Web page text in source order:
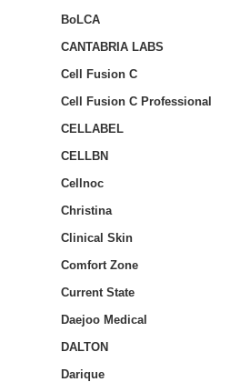
BoLCA
CANTABRIA LABS
Cell Fusion C
Cell Fusion C Professional
CELLABEL
CELLBN
Cellnoc
Christina
Clinical Skin
Comfort Zone
Current State
Daejoo Medical
DALTON
Darique